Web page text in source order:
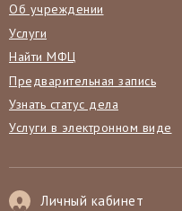
Об учреждении
Услуги
Найти МФЦ
Предварительная запись
Узнать статус дела
Услуги в электронном виде
Личный кабинет